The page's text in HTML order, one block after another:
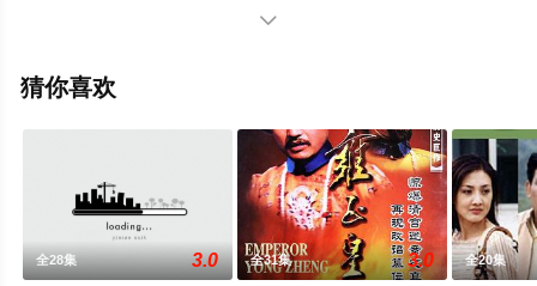
溪,王以纶,谢彬彬,姜贞羽,白澍,李家豪,杨仕泽,常华森,夏之
睿,修庆,崔鹏,卢星宇,刘昱晗,张垒,陈博豪,杜雨宸,侯桐江,李
邓靖弘,钟鸣,王一钧,穆乐恩,程涛,王泊文,秦晓轩,于散·阿巴
拜科日,贾宗超,王柏安等明星演员精彩演绎的大陆电视剧，
手机免费观看高清未删减完整版电视剧全集就上天堂电影
网，更多相关信息可移步至豆瓣电视剧、电视猫或剧情网
等平台了解。

猜你喜欢
全28集 3.0 全31集 3.0 全20集